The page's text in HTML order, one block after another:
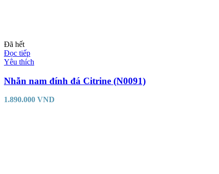
Đã hết
Đọc tiếp
Yêu thích
Nhẫn nam đính đá Citrine (N0091)
1.890.000 VND